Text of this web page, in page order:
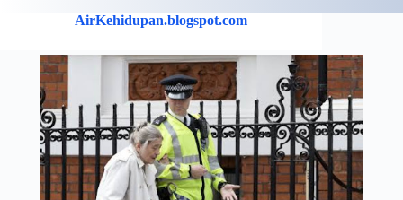
AirKehidupan.blogspot.com